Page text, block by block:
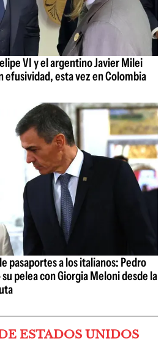
VI y el argentino Javier Milei
efusividad, esta vez en Colombia
pasaportes a los italianos: Pedro
pelea con Giorgia Meloni desde la
ESTADOS UNIDOS